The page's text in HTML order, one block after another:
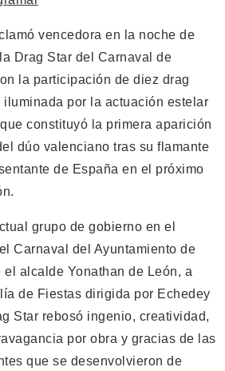
vencedora en la noche de
Drag Star del Carnaval de
la participación de diez drag
por la actuación estelar
constituyó la primera aparición
dúo valenciano tras su flamante
de España en el próximo
grupo de gobierno en el
Carnaval del Ayuntamiento de
alcalde Yonathan de León, a
de Fiestas dirigida por Echedey
Star rebosó ingenio, creatividad,
por obra y gracias de las
que se desenvolvieron de